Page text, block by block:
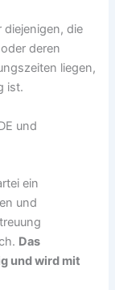
die
deren
liegen,
ist.
und
ein
und
Das
und wird mit